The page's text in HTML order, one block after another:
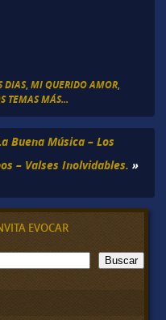
DIAS, MI QUERIDO AMOR,
TEMAS MÁS...
Buena Música – Los
– Valses Inolvidables. »
EVOCAR
Buscar